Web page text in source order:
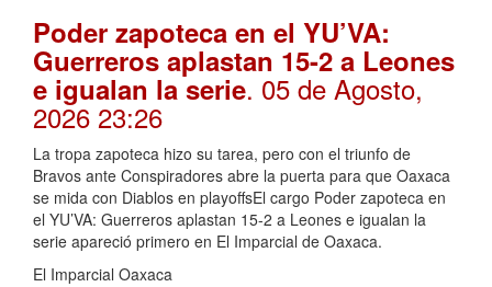
Poder zapoteca en el YU’VA:
Guerreros aplastan 15-2 a Leones
e igualan la serie. 05 de Agosto,
2026 23:26
La tropa zapoteca hizo su tarea, pero con el triunfo de
Bravos ante Conspiradores abre la puerta para que Oaxaca
se mida con Diablos en playoffsEl cargo Poder zapoteca en
el YU’VA: Guerreros aplastan 15-2 a Leones e igualan la
serie apareció primero en El Imparcial de Oaxaca.
El Imparcial Oaxaca